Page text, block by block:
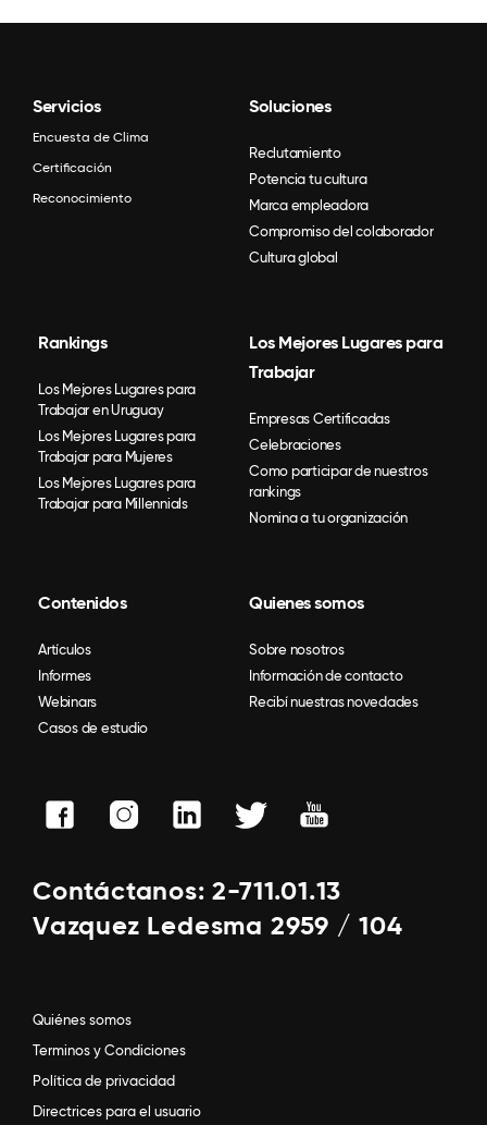
Servicios
Encuesta de Clima
Certificación
Reconocimiento
Soluciones
Reclutamiento
Potencia tu cultura
Marca empleadora
Compromiso del colaborador
Cultura global
Rankings
Los Mejores Lugares para
Trabajar en Uruguay
Los Mejores Lugares para
Trabajar para Mujeres
Los Mejores Lugares para
Trabajar para Millennials
Los Mejores Lugares para
Trabajar
Empresas Certificadas
Celebraciones
Como participar de nuestros
rankings
Nomina a tu organización
Contenidos
Artículos
Informes
Webinars
Casos de estudio
Quienes somos
Sobre nosotros
Información de contacto
Recibí nuestras novedades
Contáctanos: 2-711.01.13
Vazquez Ledesma 2959 / 104
Quiénes somos
Terminos y Condiciones
Política de privacidad
Directrices para el usuario